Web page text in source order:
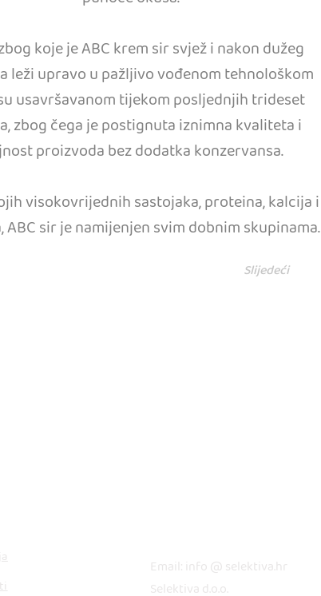
koje je ABC krem sir svjež i nakon dužeg
leži upravo u pažljivo vođenom tehnološkom
usavršavanom tijekom posljednjih trideset
zbog čega je postignuta iznimna kvaliteta i
proizvoda bez dodatka konzervansa.
visokovrijednih sastojaka, proteina, kalcija i
ABC sir je namijenjen svim dobnim skupinama.
Slijedeći
Email: info @ selektiva.hr
Selektiva d.o.o.